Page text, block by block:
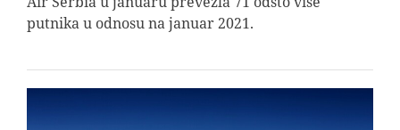
putnika u odnosu na januar 2021.